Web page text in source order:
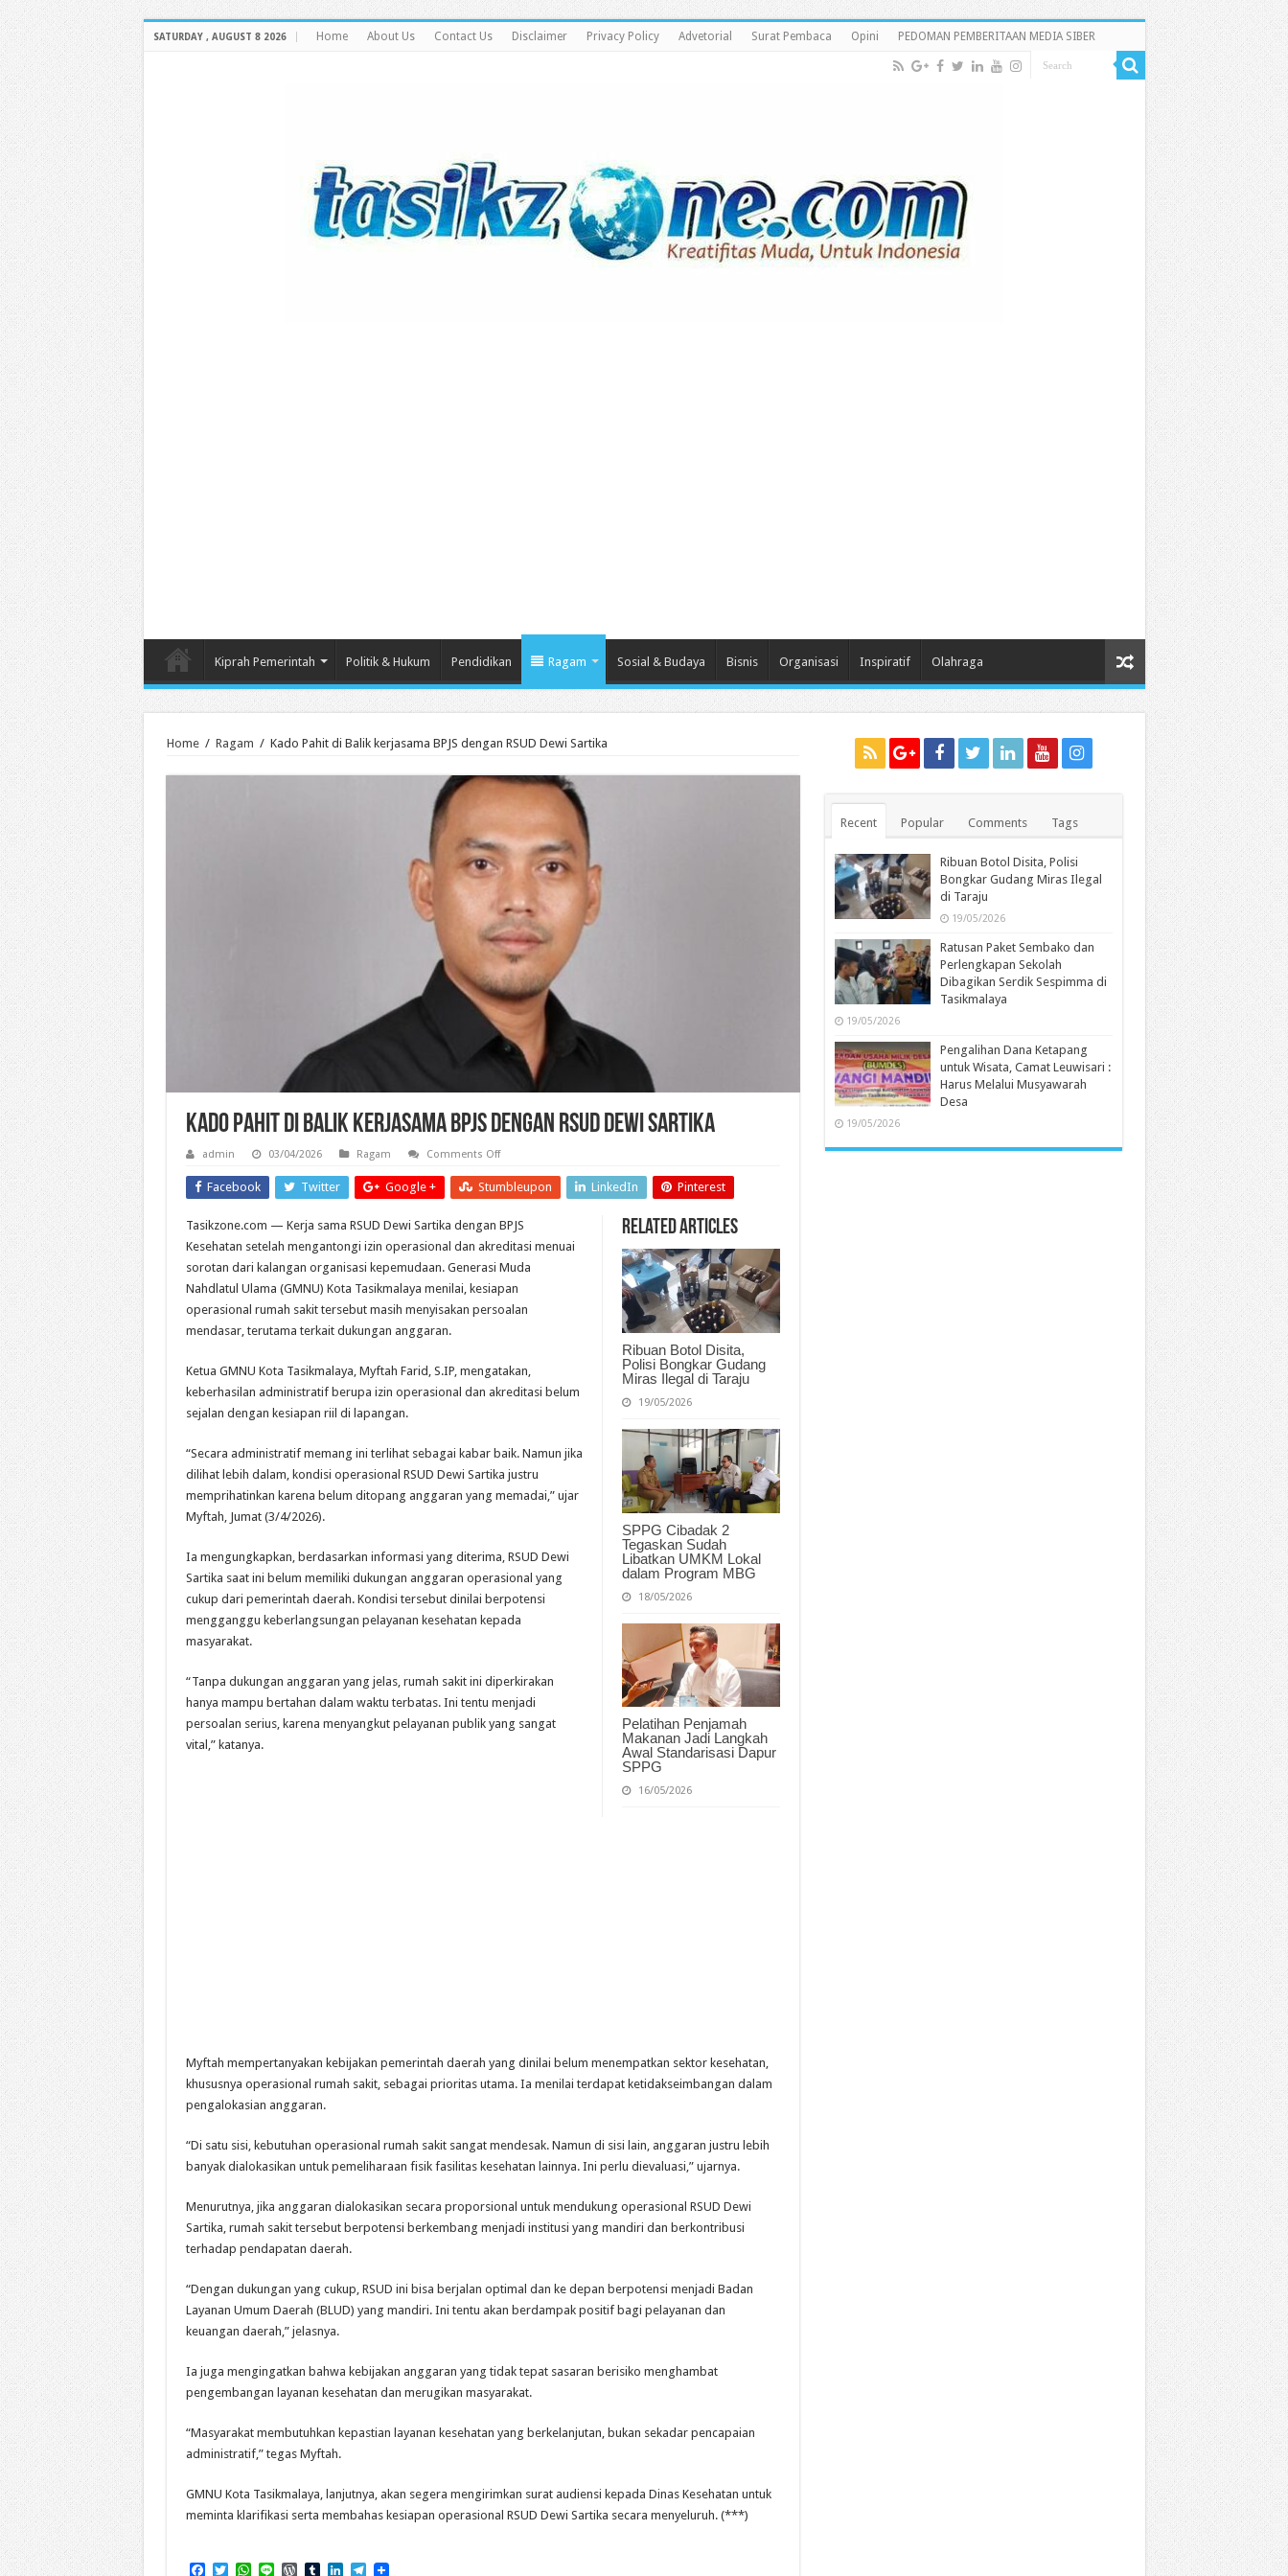
SATURDAY , AUGUST 8 2026 Home About Us Contact Us Disclaimer Privacy Policy Advetorial Surat Pembaca Opini PEDOMAN PEMBERITAAN MEDIA SIBER
Kiprah Pemerintah Politik & Hukum Pendidikan Ragam Sosial & Budaya Bisnis Organisasi Inspiratif Olahraga
Home / Ragam / Kado Pahit di Balik kerjasama BPJS dengan RSUD Dewi Sartika
Kado Pahit di Balik kerjasama BPJS dengan RSUD Dewi Sartika
admin 03/04/2026 Ragam Comments Offon
Pahit
di
Balik
BPJS
dengan
RSUD
Dewi
Facebook Twitter Google + Stumbleupon LinkedIn Pinterest
Related Articles
Ribuan Botol Disita,
Polisi Bongkar Gudang
Miras Ilegal di Taraju
19/05/2026
SPPG Cibadak 2
Tegaskan Sudah
Libatkan UMKM Lokal
dalam Program MBG
18/05/2026
Pelatihan Penjamah
Makanan Jadi Langkah
Awal Standarisasi Dapur
SPPG
16/05/2026
Tasikzone.com — Kerja sama RSUD Dewi Sartika dengan BPJS
Kesehatan setelah mengantongi izin operasional dan akreditasi menuai
sorotan dari kalangan organisasi kepemudaan. Generasi Muda
Nahdlatul Ulama (GMNU) Kota Tasikmalaya menilai, kesiapan
operasional rumah sakit tersebut masih menyisakan persoalan
mendasar, terutama terkait dukungan anggaran.
Ketua GMNU Kota Tasikmalaya, Myftah Farid, S.IP, mengatakan,
keberhasilan administratif berupa izin operasional dan akreditasi belum
sejalan dengan kesiapan riil di lapangan.
“Secara administratif memang ini terlihat sebagai kabar baik. Namun jika
dilihat lebih dalam, kondisi operasional RSUD Dewi Sartika justru
memprihatinkan karena belum ditopang anggaran yang memadai,” ujar
Myftah, Jumat (3/4/2026).
Ia mengungkapkan, berdasarkan informasi yang diterima, RSUD Dewi
Sartika saat ini belum memiliki dukungan anggaran operasional yang
cukup dari pemerintah daerah. Kondisi tersebut dinilai berpotensi
mengganggu keberlangsungan pelayanan kesehatan kepada
masyarakat.
“Tanpa dukungan anggaran yang jelas, rumah sakit ini diperkirakan
hanya mampu bertahan dalam waktu terbatas. Ini tentu menjadi
persoalan serius, karena menyangkut pelayanan publik yang sangat
vital,” katanya.
Myftah mempertanyakan kebijakan pemerintah daerah yang dinilai belum menempatkan sektor kesehatan,
khususnya operasional rumah sakit, sebagai prioritas utama. Ia menilai terdapat ketidakseimbangan dalam
pengalokasian anggaran.
“Di satu sisi, kebutuhan operasional rumah sakit sangat mendesak. Namun di sisi lain, anggaran justru lebih
banyak dialokasikan untuk pemeliharaan fisik fasilitas kesehatan lainnya. Ini perlu dievaluasi,” ujarnya.
Menurutnya, jika anggaran dialokasikan secara proporsional untuk mendukung operasional RSUD Dewi
Sartika, rumah sakit tersebut berpotensi berkembang menjadi institusi yang mandiri dan berkontribusi
terhadap pendapatan daerah.
“Dengan dukungan yang cukup, RSUD ini bisa berjalan optimal dan ke depan berpotensi menjadi Badan
Layanan Umum Daerah (BLUD) yang mandiri. Ini tentu akan berdampak positif bagi pelayanan dan
keuangan daerah,” jelasnya.
Ia juga mengingatkan bahwa kebijakan anggaran yang tidak tepat sasaran berisiko menghambat
pengembangan layanan kesehatan dan merugikan masyarakat.
“Masyarakat membutuhkan kepastian layanan kesehatan yang berkelanjutan, bukan sekadar pencapaian
administratif,” tegas Myftah.
GMNU Kota Tasikmalaya, lanjutnya, akan segera mengirimkan surat audiensi kepada Dinas Kesehatan untuk
meminta klarifikasi serta membahas kesiapan operasional RSUD Dewi Sartika secara menyeluruh. (***)
F
T
W L
W T
L
T
Recent Popular Comments Tags
Ribuan Botol Disita, Polisi
Bongkar Gudang Miras Ilegal
di Taraju
19/05/2026
Ratusan Paket Sembako dan
Perlengkapan Sekolah
Dibagikan Serdik Sespimma di
Tasikmalaya
19/05/2026
Pengalihan Dana Ketapang
untuk Wisata, Camat Leuwisari :
Harus Melalui Musyawarah
Desa
19/05/2026